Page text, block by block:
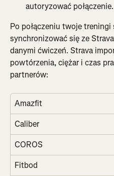
autoryzować połączenie.
Po połączeniu twoje
synchronizować się ze
danymi ćwiczeń. Strava
powtórzenia, ciężar i czas
partnerów:
Amazfit
Caliber
COROS
Fitbod